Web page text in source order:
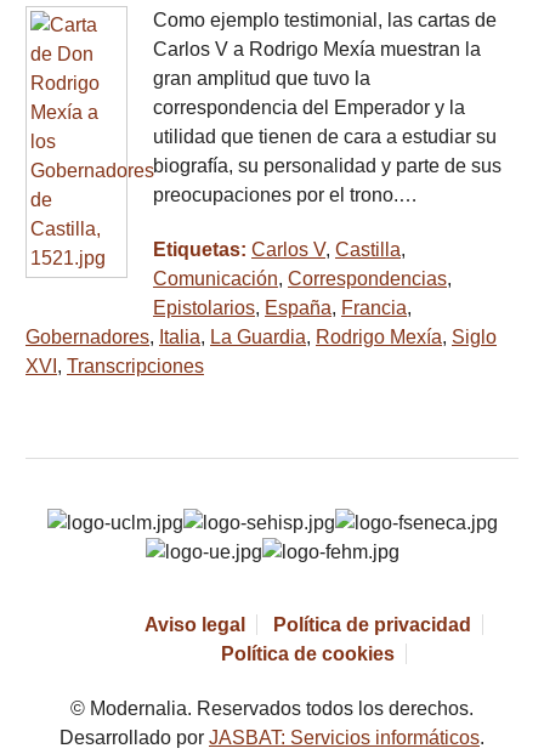
Como ejemplo testimonial, las cartas de
Carlos V a Rodrigo Mexía muestran la
gran amplitud que tuvo la
correspondencia del Emperador y la
utilidad que tienen de cara a estudiar su
biografía, su personalidad y parte de sus
preocupaciones por el trono.…
Etiquetas: Carlos V, Castilla,
Comunicación, Correspondencias,
Epistolarios, España, Francia,
Gobernadores, Italia, La Guardia, Rodrigo Mexía, Siglo
XVI , Transcripciones
Aviso legal
Política de privacidad
Política de cookies
© Modernalia. Reservados todos los derechos.
Desarrollado por JASBAT: Servicios informáticos.